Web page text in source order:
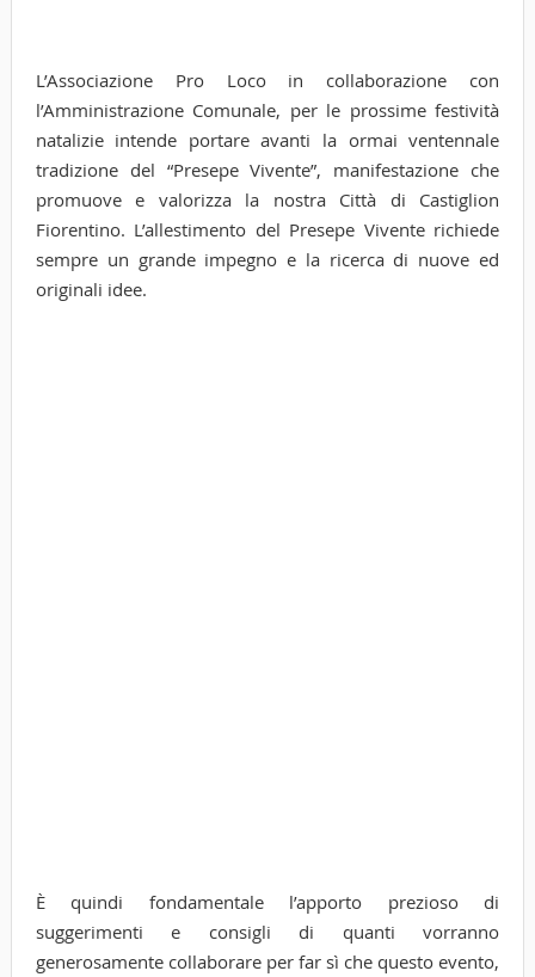
L’Associazione Pro Loco in collaborazione con
l’Amministrazione Comunale, per le prossime festività
natalizie intende portare avanti la ormai ventennale
tradizione del “Presepe Vivente”, manifestazione che
promuove e valorizza la nostra Città di Castiglion
Fiorentino. L’allestimento del Presepe Vivente richiede
sempre un grande impegno e la ricerca di nuove ed
originali idee.
È quindi fondamentale l’apporto prezioso di
suggerimenti e consigli di quanti vorranno
generosamente collaborare per far sì che questo evento,